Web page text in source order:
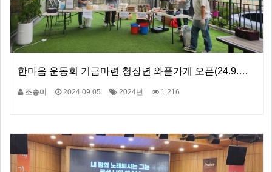
한마음 운동회 기금마련 청장년 와플가게 오픈(24.9.…
조승미 2024.09.05 2024년 1,216